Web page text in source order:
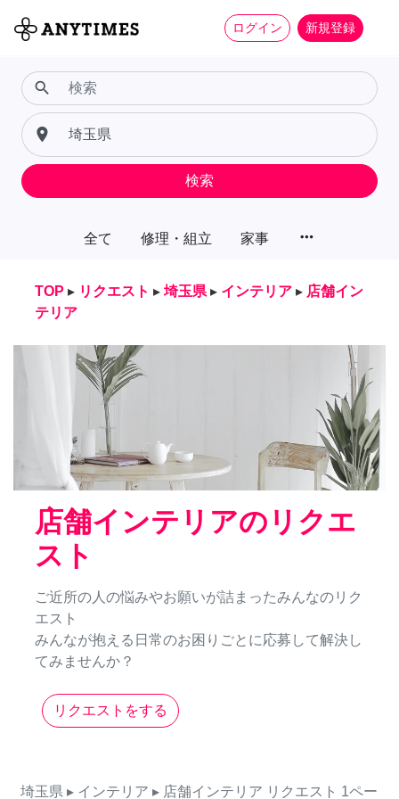
ログイン 新規登録
全て 修理・組立 家事 more_horiz
search
place
検索
TOP ▸ リクエスト ▸ 埼玉県 ▸ インテリア ▸ 店舗イン
テリア
店舗インテリアのリクエ
スト
ご近所の人の悩みやお願いが詰まったみんなのリク
エスト
みんなが抱える日常のお困りごとに応募して解決し
てみませんか？
リクエストをする
埼玉県 ▸ インテリア ▸ 店舗インテリア リクエスト 1ペー